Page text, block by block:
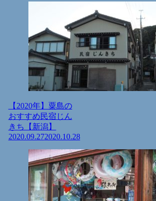
【2020年】粟島の
おすすめ民宿じん
きち【新潟】
2020.09.272020.10.28